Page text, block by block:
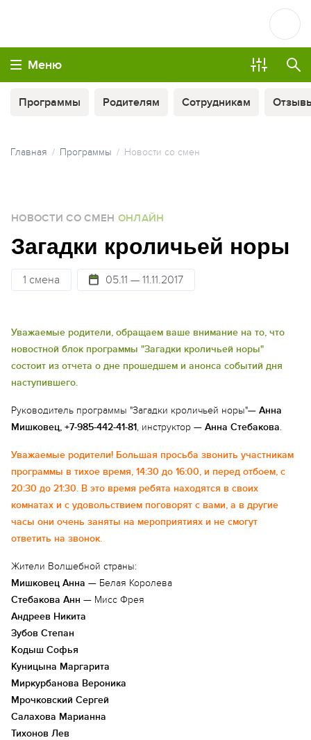
Меню
Программы Родителям Сотрудникам
Главная Программы Новости со смен
ОПЛАТА ТУРА ЧАСТЯМИ
НОВОСТИ СО СМЕН ОНЛАЙН
Загадки кроличьей норы
1 смена 05.11 — 11.11.2017
Уважаемые родители, обращаем ваше внимание на то, что
новостной блок программы "Загадки кроличьей норы"
состоит из отчета о дне прошедшем и анонса событий дня
наступившего.
Руководитель программы "Загадки кроличьей норы"— Анна
Мишковец, +7-985-442-41-81, инструктор — Анна Стебакова.
Уважаемые родители! Большая просьба звонить участникам
программы в тихое время, 14:30 до 16:00, и перед отбоем, с
20:30 до 21:30. В это время ребята находятся в своих
комнатах и с удовольствием поговорят с вами, а в другие
часы они очень заняты на мероприятиях и не смогут
ответить на звонок.
Жители Волшебной страны:
Мишковец Анна — Белая Королева
Стебакова Анн — Мисс Фрея
Андреев Никита
Зубов Степан
Кодыш Софья
Куницына Маргарита
Миркурбанова Вероника
Мрочковский Сергей
Салахова Марианна
Тихонов Лев